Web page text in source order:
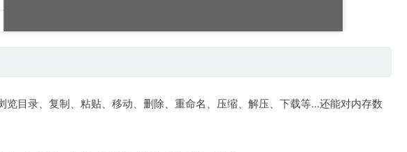
目录、复制、粘贴、移动、删除、重命名、压缩、解压、下载等...还能对内存数